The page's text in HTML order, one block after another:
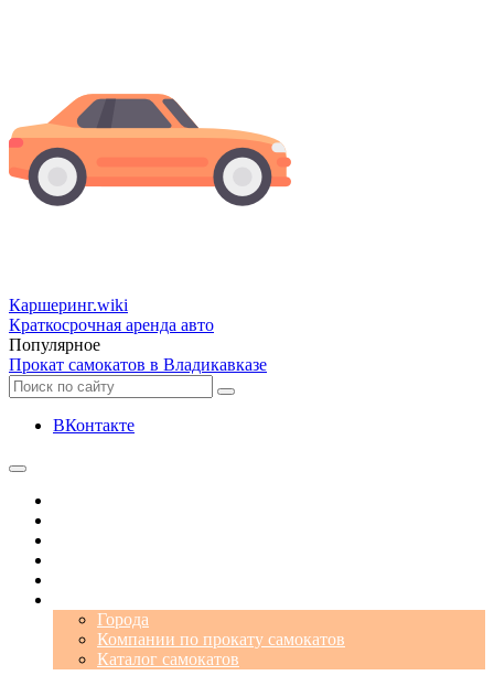
Каршеринг.wiki
Краткосрочная аренда авто
Популярное
Прокат самокатов в Владикавказе
ВКонтакте
Города
Компании по прокату самокатов
Каталог самокатов